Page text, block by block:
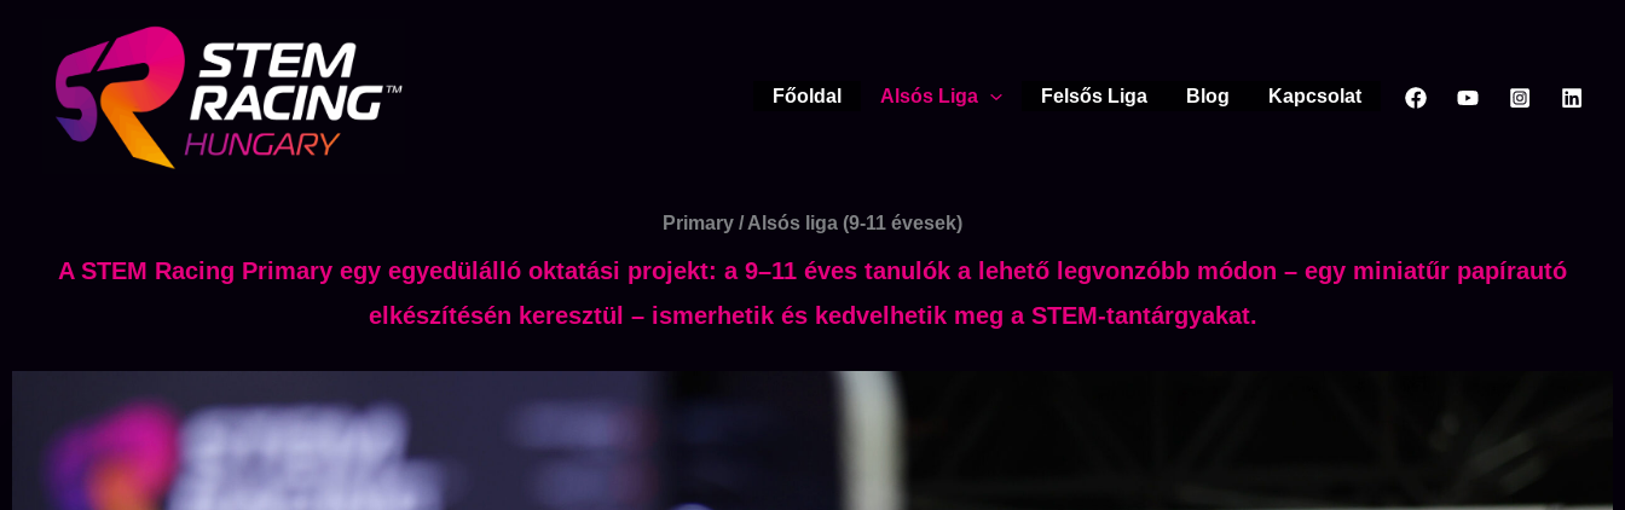
content
Főoldal Alsós Liga Felsős Liga Blog Kapcsolat
Primary / Alsós liga (9-11 évesek)
A STEM Racing Primary egy egyedülálló oktatási projekt: a 9–11 éves tanulók a lehető legvonzóbb módon – egy miniatűr papírautó
elkészítésén keresztül – ismerhetik és kedvelhetik meg a STEM-tantárgyakat.